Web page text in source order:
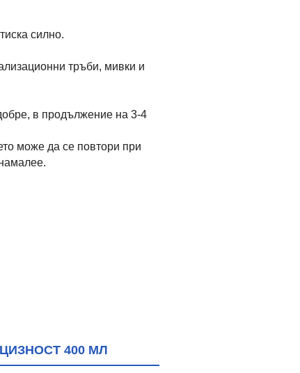
силно.
тръби, мивки и
в продължение на 3-4
може да се повтори при
400 МЛ